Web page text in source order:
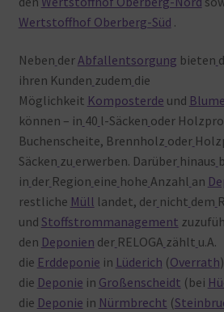
Wertstoffhof Oberberg-Süd .
Neben derAbfallentsorgung bieten
ihren Kunden zudem die
Möglichkeit Komposterde und
können – in 40 l-Säcken oder
Buchenscheite, Brennholz oder
Säcken zu erwerben. Darüber hinaus
in der Region eine hohe Anzahl an
restliche Müll landet, der nicht dem
und Stoffstrommanagement
den Deponien der RELOGA zählt u.A.
die Erddeponie in Lüderich (Overrath
die Deponie in Großenscheidt (bei
die Deponie in Nürmbrecht (